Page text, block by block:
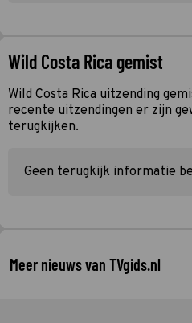
Wild Costa Rica gemist
Wild Costa Rica uitzending
recente uitzendingen er zijn
terugkijken.
Geen terugkijk informatie
Meer nieuws van TVgids.nl